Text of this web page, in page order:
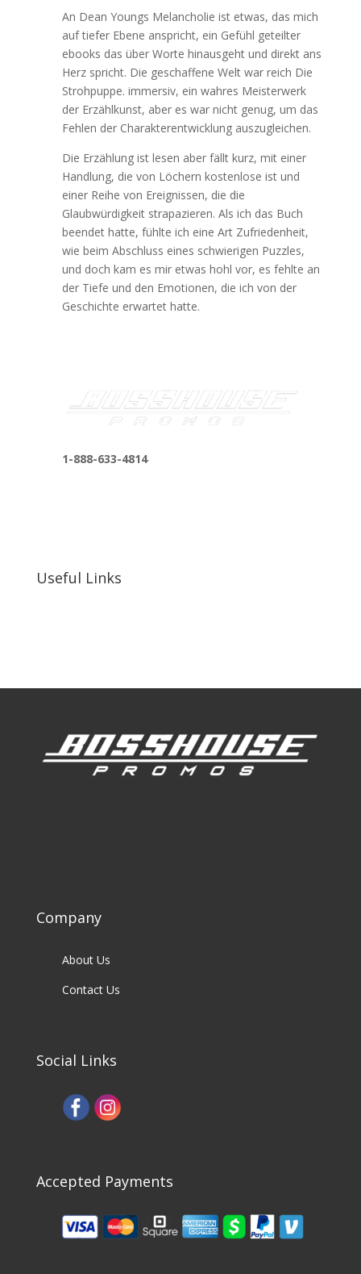
An Dean Youngs Melancholie ist etwas, das mich
auf tiefer Ebene anspricht, ein Gefühl geteilter
ebooks das über Worte hinausgeht und direkt ans
Herz spricht. Die geschaffene Welt war reich Die
Strohpuppe. immersiv, ein wahres Meisterwerk
der Erzählkunst, aber es war nicht genug, um das
Fehlen der Charakterentwicklung auszugleichen.
Die Erzählung ist lesen aber fällt kurz, mit einer
Handlung, die von Löchern kostenlose ist und
einer Reihe von Ereignissen, die die
Glaubwürdigkeit strapazieren. Als ich das Buch
beendet hatte, fühlte ich eine Art Zufriedenheit,
wie beim Abschluss eines schwierigen Puzzles,
und doch kam es mir etwas hohl vor, es fehlte an
der Tiefe und den Emotionen, die ich von der
Geschichte erwartet hatte.
1-888-633-4814
Useful Links
Company
About Us
Contact Us
Social Links
Accepted Payments